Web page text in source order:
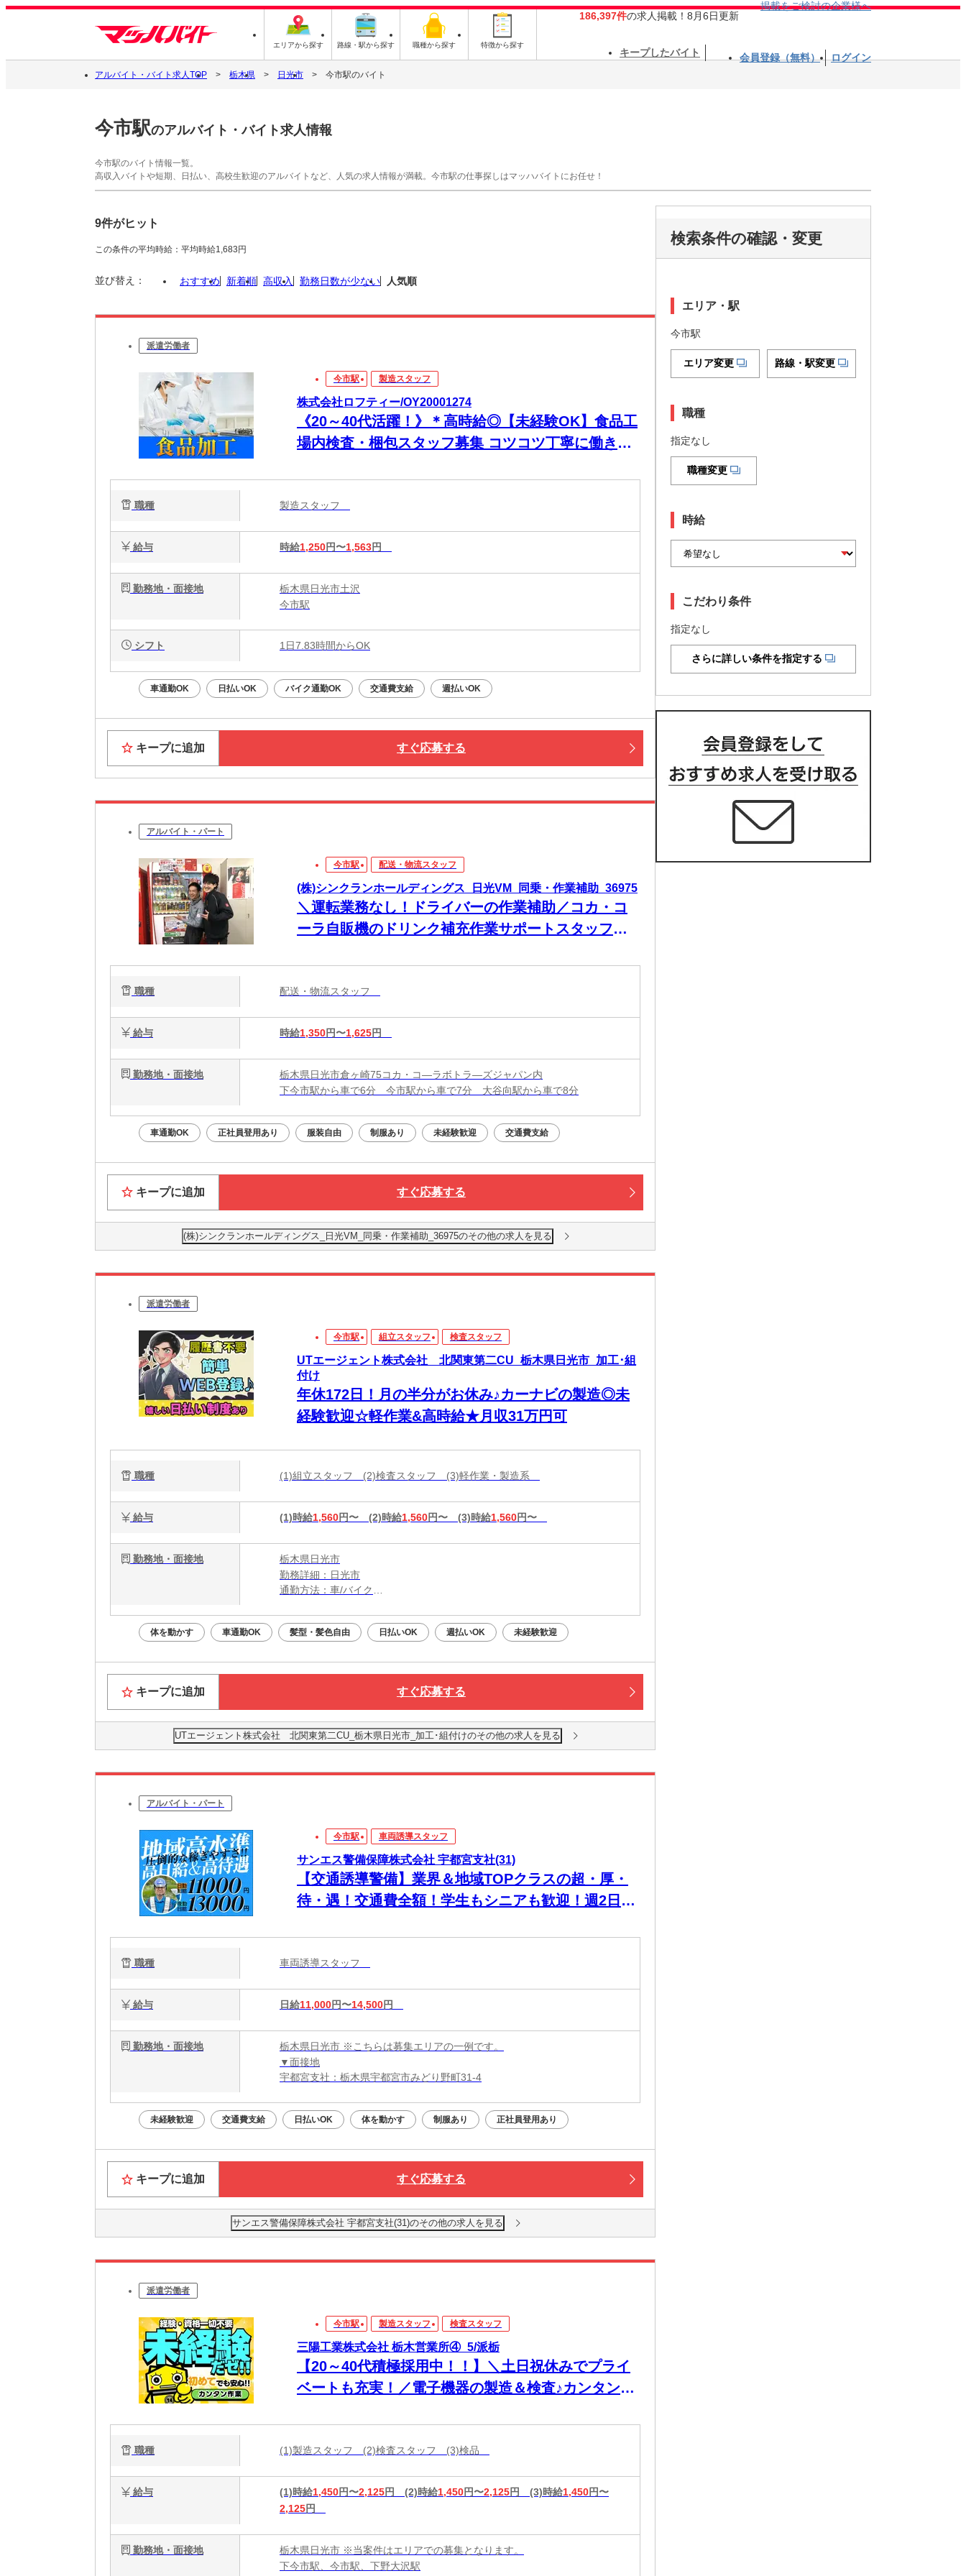
エリアから探す 路線・駅から探す 職種から探す 特徴から探す
186,397件の求人掲載！8月6日更新
掲載をご検討の企業様へ
キープしたバイト 会員登録（無料） ログイン
アルバイト・バイト求人TOP 栃木県 日光市 今市駅のバイト
今市駅のアルバイト・バイト求人情報
今市駅のバイト情報一覧。
高収入バイトや短期、日払い、高校生歓迎のアルバイトなど、人気の求人情報が満載。今市駅の仕事探しはマッハバイトにお任せ！
9件がヒット
この条件の平均時給：平均時給1,683円
並び替え： おすすめ 新着順 高収入 勤務日数が少ない 人気順
派遣労働者
今市駅 製造スタッフ
株式会社ロフティー/OY20001274
《20～40代活躍！》＊高時給◎【未経験OK】食品工
場内検査・梱包スタッフ募集 コツコツ丁寧に働きた
職種 製造スタッフ
給与 時給1,250円〜1,563円
勤務地・面接地
栃木県日光市土沢
今市駅
シフト 1日7.83時間からOK
車通勤OK 日払いOK バイク通勤OK 交通費支給 週払いOK
キープに追加 すぐ応募する
アルバイト・パート
今市駅 配送・物流スタッフ
(株)シンクランホールディングス_日光VM_同乗・作業補助_36975
＼運転業務なし！ドライバーの作業補助／コカ・コ
ーラ自販機のドリンク補充作業サポートスタッフ◎
職種 配送・物流スタッフ
給与 時給1,350円〜1,625円
勤務地・面接地
栃木県日光市倉ヶ崎75コカ・コ―ラボトラ―ズジャパン内
下今市駅から車で6分 今市駅から車で7分 大谷向駅から車で8分
車通勤OK 正社員登用あり 服装自由 制服あり 未経験歓迎 交通費支給
キープに追加 すぐ応募する
(株)シンクランホールディングス_日光VM_同乗・作業補助_36975のその他の求人を見る
派遣労働者
今市駅 組立スタッフ 検査スタッフ
UTエージェント株式会社 北関東第二CU_栃木県日光市_加工･組
付け
年休172日！月の半分がお休み♪カーナビの製造◎未
経験歓迎☆軽作業&高時給★月収31万円可
職種 (1)組立スタッフ (2)検査スタッフ (3)軽作業・製造系
給与 (1)時給1,560円〜 (2)時給1,560円〜 (3)時給1,560円〜
勤務地・面接地
栃木県日光市
勤務詳細：日光市
通勤方法：車/バイク
※構内の無料駐車場利用OK
体を動かす 車通勤OK 髪型・髪色自由 日払いOK 週払いOK 未経験歓迎
キープに追加 すぐ応募する
UTエージェント株式会社 北関東第二CU_栃木県日光市_加工･組付けのその他の求人を見る
アルバイト・パート
今市駅 車両誘導スタッフ
サンエス警備保障株式会社 宇都宮支社(31)
【交通誘導警備】業界＆地域TOPクラスの超・厚・
待・遇！交通費全額！学生もシニアも歓迎！週2日～
職種 車両誘導スタッフ
給与 日給11,000円〜14,500円
勤務地・面接地
栃木県日光市 ※こちらは募集エリアの一例です。
▼面接地
宇都宮支社：栃木県宇都宮市みどり野町31-4
未経験歓迎 交通費支給 日払いOK 体を動かす 制服あり 正社員登用あり
キープに追加 すぐ応募する
サンエス警備保障株式会社 宇都宮支社(31)のその他の求人を見る
派遣労働者
今市駅 製造スタッフ 検査スタッフ
三陽工業株式会社 栃木営業所④_5/派栃
【20～40代積極採用中！！】＼土日祝休みでプライ
ベートも充実！／電子機器の製造＆検査♪カンタン作
職種 (1)製造スタッフ (2)検査スタッフ (3)検品
給与 (1)時給1,450円〜2,125円 (2)時給1,450円〜2,125円 (3)時給1,450円〜
2,125円
勤務地・面接地
栃木県日光市 ※当案件はエリアでの募集となります。
下今市駅、今市駅、下野大沢駅
検索条件の確認・変更
エリア・駅
今市駅
エリア変更 路線・駅変更
職種
指定なし
職種変更
時給
こだわり条件
指定なし
さらに詳しい条件を指定する